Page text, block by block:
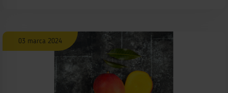
03 marca 2024